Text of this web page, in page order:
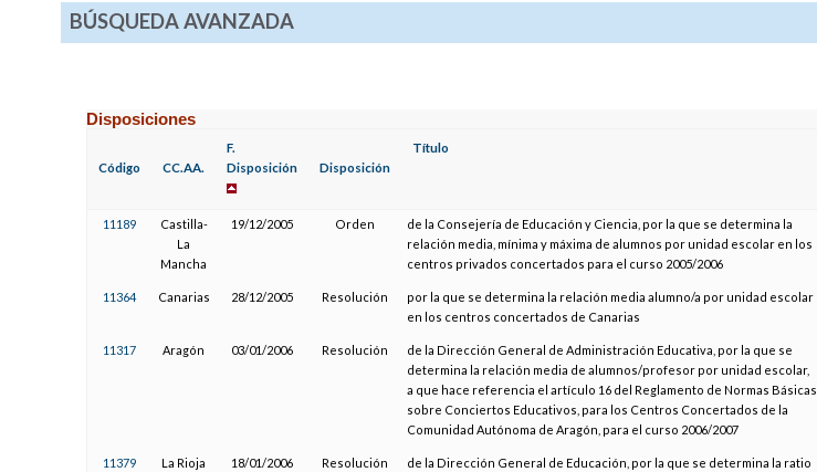
BÚSQUEDA AVANZADA
Disposiciones
Código CC.AA.
F.
Disposición
Disposición
Título
11189
Castilla-
La
Mancha
19/12/2005 Orden
de la Consejería de Educación y Ciencia, por la que se determina la
relación media, mínima y máxima de alumnos por unidad escolar en los
centros privados concertados para el curso 2005/2006
11364 Canarias 28/12/2005 Resolución
por la que se determina la relación media alumno/a por unidad escolar
en los centros concertados de Canarias
11317 Aragón 03/01/2006 Resolución
de la Dirección General de Administración Educativa, por la que se
determina la relación media de alumnos/profesor por unidad escolar,
a que hace referencia el artículo 16 del Reglamento de Normas Básicas
sobre Conciertos Educativos, para los Centros Concertados de la
Comunidad Autónoma de Aragón, para el curso 2006/2007
11379 La Rioja 18/01/2006 Resolución
de la Dirección General de Educación, por la que se determina la ratio